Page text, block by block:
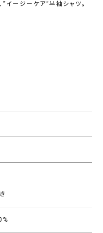
イージーケア”半袖シャツ。